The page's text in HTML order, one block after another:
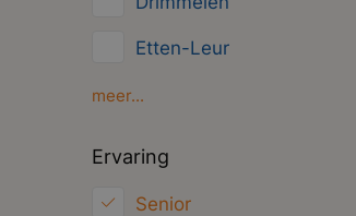
Etten-Leur
Gilze
meer...
Ervaring
Senior